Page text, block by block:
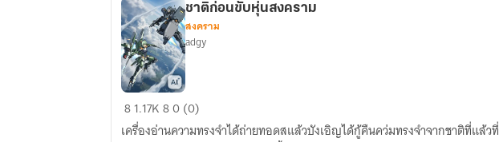
ชาติ
ก่อน
ชาติก่อนขับหุ่นสงคราม
สงคราม
adgy
81.17K80 (0)
เครื่องอ่านความทรงจำได้ถ่ายทอดสแล้วบังเอิญได้กู้คืนคว่มทรงจำจากชาติที่แล้วที่